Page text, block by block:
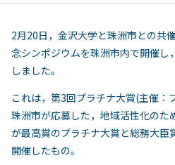
2月20日，金沢大学と珠洲市との共
念シンポジウムを珠洲市内で開催
しました。
これは，第3回プラチナ大賞(主催：
珠洲市が応募した，地域活性化のた
が最高賞のプラチナ大賞と総務大臣
開催したもの。